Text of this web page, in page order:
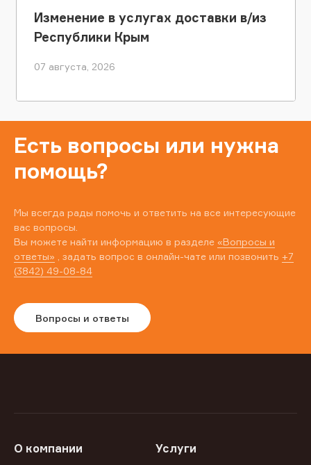
Изменение в услугах доставки в/из
Республики Крым
07 августа, 2026
Есть вопросы или нужна
помощь?
Мы всегда рады помочь и ответить на все интересующие
вас вопросы.
Вы можете найти информацию в разделе «Вопросы и
ответы» , задать вопрос в онлайн-чате или позвонить +7
(3842) 49-08-84
Вопросы и ответы
О компании Услуги